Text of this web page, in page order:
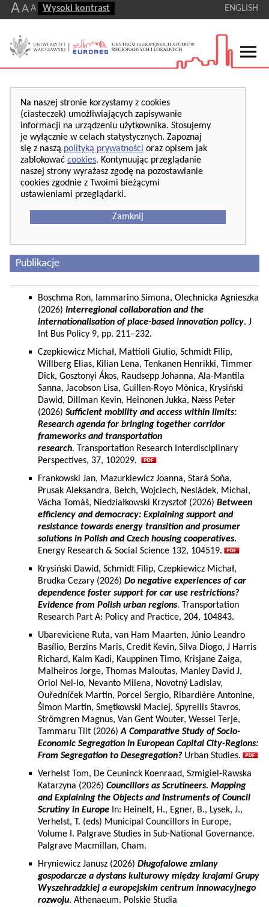
AA A Wysoki kontrast ENGLISH
Na naszej stronie korzystamy z cookies
(ciasteczek) umożliwiających zapisywanie
informacji na urządzeniu użytkownika. Stosujemy
je wyłącznie w celach statystycznych. Zapoznaj
się z naszą polityką prywatności oraz opisem jak
zablokować cookies. Kontynuując przeglądanie
naszej strony wyrażasz zgodę na pozostawianie
cookies zgodnie z Twoimi bieżącymi
ustawieniami przeglądarki.
Zamknij
Publikacje
Boschma Ron, Iammarino Simona, Olechnicka Agnieszka
(2026) Interregional collaboration and the
internationalisation of place-based innovation policy. J
Int Bus Policy 9, pp. 211–232.
Czepkiewicz Michał, Mattioli Giulio, Schmidt Filip,
Willberg Elias, Kilian Lena, Tenkanen Henrikki, Timmer
Dick, Gosztonyi Ákos, Raudsepp Johanna, Ala-Mantila
Sanna, Jacobson Lisa, Guillen-Royo Mònica, Krysiński
Dawid, Dillman Kevin, Heinonen Jukka, Næss Peter
(2026) Sufficient mobility and access within limits:
Research agenda for bringing together corridor
frameworks and transportation
research. Transportation Research Interdisciplinary
Perspectives, 37, 102029.
Frankowski Jan, Mazurkiewicz Joanna, Stará Soňa,
Prusak Aleksandra, Bełch, Wojciech, Nesládek, Michal,
Vácha Tomáš, Niedziałkowski Krzysztof (2026) Between
efficiency and democracy: Explaining support and
resistance towards energy transition and prosumer
solutions in Polish and Czech housing cooperatives.
Energy Research & Social Science 132, 104519.
Krysiński Dawid, Schmidt Filip, Czepkiewicz Michał,
Brudka Cezary (2026) Do negative experiences of car
dependence foster support for car use restrictions?
Evidence from Polish urban regions. Transportation
Research Part A: Policy and Practice, 204, 104843.
Ubareviciene Ruta, van Ham Maarten, Júnio Leandro
Basílio, Berzins Maris, Credit Kevin, Silva Diogo, J Harris
Richard, Kalm Kadi, Kauppinen Timo, Krisjane Zaiga,
Malheiros Jorge, Thomas Maloutas, Manley David J,
Oriol Nel-lo, Nevanto Milena, Novotný Ladislav,
Ouředníček Martin, Porcel Sergio, Ribardière Antonine,
Šimon Martin, Smętkowski Maciej, Spyrellis Stavros,
Strömgren Magnus, Van Gent Wouter, Wessel Terje,
Tammaru Tiit (2026)A Comparative Study of Socio-
Economic Segregation in European Capital City-Regions:
From Segregation to Desegregation? Urban Studies.
Verhelst Tom, De Ceuninck Koenraad, Szmigiel-Rawska
Katarzyna (2026) Councillors as Scrutineers. Mapping
and Explaining the Objects and Instruments of Council
Scrutiny in Europe In: Heinelt, H., Egner, B., Lysek, J.,
Verhelst, T. (eds) Municipal Councillors in Europe,
Volume I. Palgrave Studies in Sub-National Governance.
Palgrave Macmillan, Cham.
Hryniewicz Janusz (2026) Długofalowe zmiany
gospodarcze a dystans kulturowy między krajami Grupy
Wyszehradzkiej a europejskim centrum innowacyjnego
rozwoju. Athenaeum. Polskie Studia